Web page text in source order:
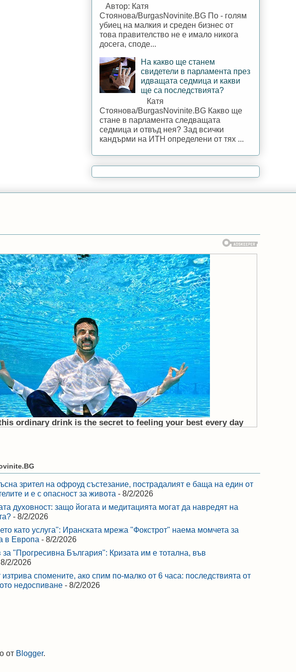
Автор: Катя
Стоянова/BurgasNovinite.BG По - голям
убиец на малкия и среден бизнес от
това правителство не е имало никога
досега, споде...
На какво ще станем
свидетели в парламента през
идващата седмица и какви
ще са последствията?
Катя
Стоянова/BurgasNovinite.BG Какво ще
стане в парламента следващата
седмица и отвъд нея? Зад всички
кандърми на ИТН определени от тях ...
зрител на офроуд състезание, пострадалият е баща на един от
и е с опасност за живота - 8/2/2026
духовност: защо йогата и медитацията могат да навредят на
- 8/2/2026
като услуга": Иранската мрежа "Фокстрот" наема момчета за
в Европа - 8/2/2026
за "Прогресивна България": Кризата им е тотална, във
2/2026
изтрива спомените, ако спим по-малко от 6 часа: последствията от
недоспиване - 8/2/2026
от Blogger.